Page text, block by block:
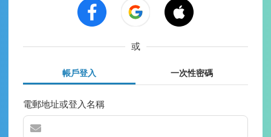
或
帳戶登入 一次性密碼
電郵地址或登入名稱